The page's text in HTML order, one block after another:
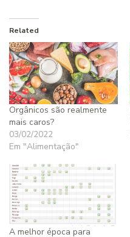
Related
Orgânicos são realmente
mais caros?
03/02/2022
Em "Alimentação"
A melhor época para